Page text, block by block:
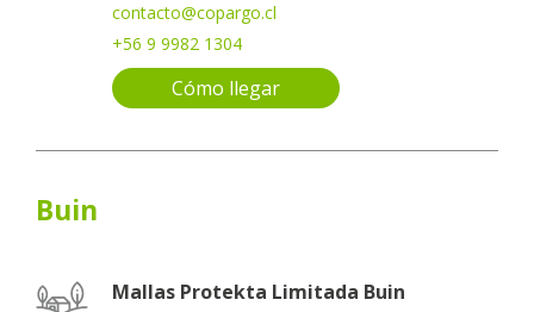
contacto@copargo.cl
+56 9 9982 1304
Cómo llegar
Buin
Mallas Protekta Limitada Buin